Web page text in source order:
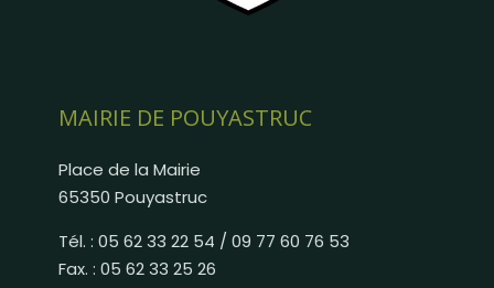
MAIRIE DE POUYASTRUC
Place de la Mairie
65350 Pouyastruc
Tél. : 05 62 33 22 54 / 09 77 60 76 53
Fax. : 05 62 33 25 26